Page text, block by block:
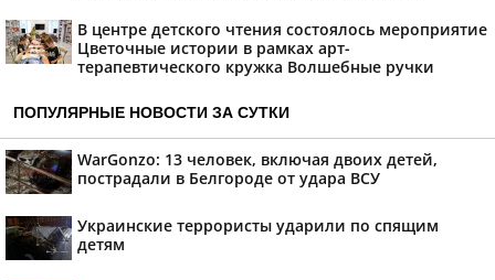
В центре детского чтения состоялось мероприятие
Цветочные истории в рамках арт-
терапевтического кружка Волшебные ручки
ПОПУЛЯРНЫЕ НОВОСТИ ЗА СУТКИ
WarGonzo: 13 человек, включая двоих детей,
пострадали в Белгороде от удара ВСУ
Украинские террористы ударили по спящим
детям